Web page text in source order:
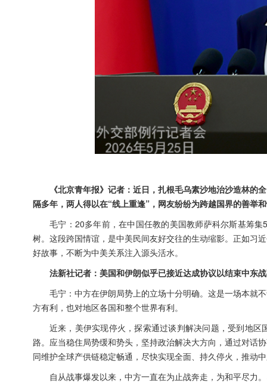
《北京青年报》记者：近日，扎根毛乌素沙地治沙造林
隔多年，两人得以在“线上重逢”，网友纷纷为跨越国界的善举
毛宁：20多年前，在中国任教的美国教师萨科尔斯基筹
树。这段跨国情谊，是中美民间友好交往的生动缩影。正如习
好故事，不断为中美关系注入源头活水。
法新社记者：美国和伊朗似乎已接近达成协议以结束中东
毛宁：中方在伊朗局势上的立场十分明确。这是一场本就
方有利，也对地区各国和整个世界有利。
近来，美伊实现停火，探索通过谈判解决问题，受到地
路。应当稳住局势缓和势头，坚持政治解决大方向，通过对话
同维护全球产供链稳定畅通，尽快实现全面、持久停火，推动
自从战事爆发以来，中方一直在为止战奔走，为和平尽力